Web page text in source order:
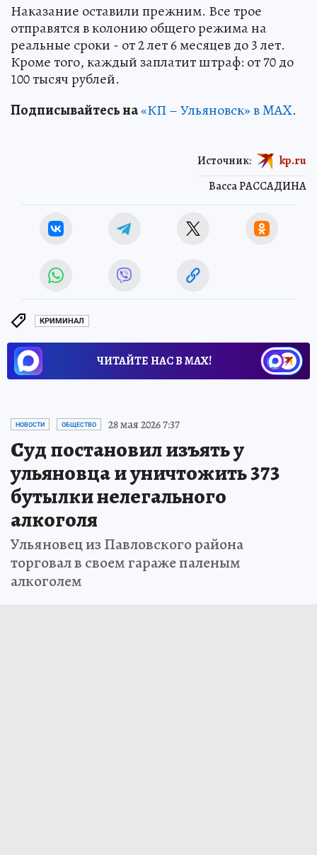
Наказание оставили прежним. Все трое
отправятся в колонию общего режима на
реальные сроки - от 2 лет 6 месяцев до 3 лет.
Кроме того, каждый заплатит штраф: от 70 до
100 тысяч рублей.
Подписывайтесь на«КП – Ульяновск» в MAX.
Васса РАССАДИНА
Источник: kp.ru
КРИМИНАЛ
ЧИТАЙТЕ НАС В МАХ!
НОВОСТИ ОБЩЕСТВО 28 мая 2026 7:37
Суд постановил изъять у
ульяновца и уничтожить 373
бутылки нелегального
алкоголя
Ульяновец из Павловского района
торговал в своем гараже паленым
алкоголем